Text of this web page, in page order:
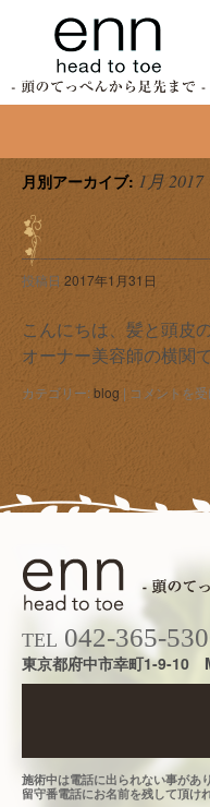
月別アーカイブ: 1月 2017
投稿日 2017年1月31日
こんにちは、髪と頭皮
オーナー美容師の横関で
カテゴリー: blog | 熊
行
て
ま
コメントを
TEL 042-365-
東京都府中市幸町1-9-10
施術中は電話に出られない事があ
留守番電話にお名前を残して頂け